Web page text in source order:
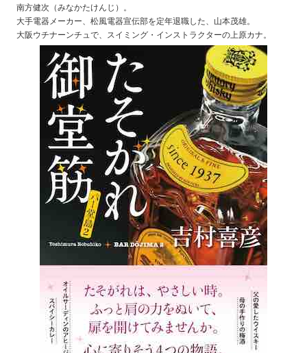
南方健次（みなかたけんじ）。
大手電器メーカー、松風電器宣伝部を定年退職した、山本茂雄。
大阪ウチナーンチュで、スイミング・インストラクターの上原カナ。